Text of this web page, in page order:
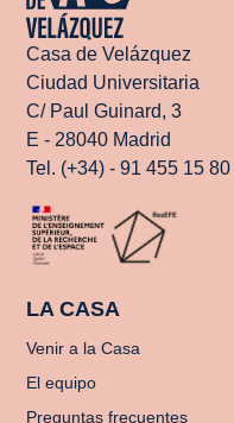
Casa de Velázquez
Ciudad Universitaria
C/ Paul Guinard, 3
E - 28040 Madrid
Tel. (+34) - 91 455 15 80
LA CASA
Venir a la Casa
El equipo
Preguntas frecuentes